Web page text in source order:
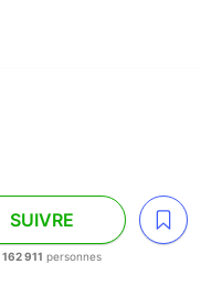
SUIVRE
162 911 personnes